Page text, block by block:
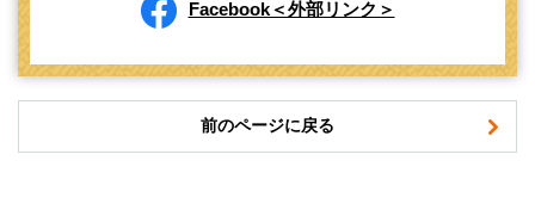
Facebook＜外部リンク＞
前のページに戻る